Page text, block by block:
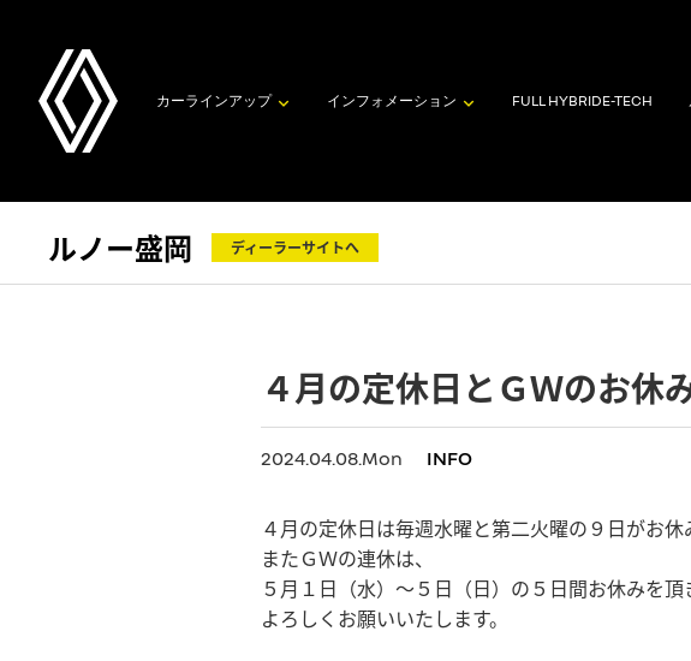
カーラインアップ インフォメーション FULL HYBRIDE-TECH
ルノー盛岡 ディーラーサイトへ
４月の定休日とＧＷのお休
2024.04.08.Mon INFO
４月の定休日は毎週水曜と第二火曜の９日がお
またＧＷの連休は、
５月１日（水）～５日（日）の５日間お休みを頂
よろしくお願いいたします。